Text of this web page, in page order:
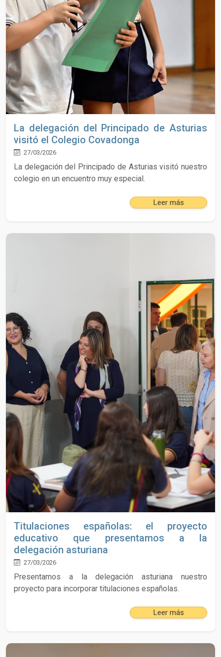
La delegación del Principado de Asturias
visitó el Colegio Covadonga
27/03/2026
La delegación del Principado de Asturias visitó nuestro
colegio en un encuentro muy especial.
Leer más
Titulaciones españolas: el proyecto
educativo que presentamos a la
delegación asturiana
27/03/2026
Presentamos a la delegación asturiana nuestro
proyecto para incorporar titulaciones españolas.
Leer más